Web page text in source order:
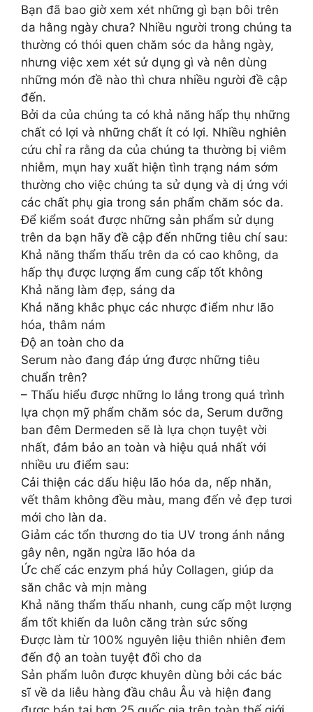
Bạn đã bao giờ xem xét những gì bạn bôi trên
da hằng ngày chưa? Nhiều người trong chúng ta
thường có thói quen chăm sóc da hằng ngày,
nhưng việc xem xét sử dụng gì và nên dùng
những món đề nào thì chưa nhiều người đề cập
đến.
Bởi da của chúng ta có khả năng hấp thụ những
chất có lợi và những chất ít có lợi. Nhiều nghiên
cứu chỉ ra rằng da của chúng ta thường bị viêm
nhiễm, mụn hay xuất hiện tình trạng nám sớm
thường cho việc chúng ta sử dụng và dị ứng với
các chất phụ gia trong sản phẩm chăm sóc da.
Để kiểm soát được những sản phẩm sử dụng
trên da bạn hãy đề cập đến những tiêu chí sau:
Khả năng thẩm thấu trên da có cao không, da
hấp thụ được lượng ẩm cung cấp tốt không
Khả năng làm đẹp, sáng da
Khả năng khắc phục các nhược điểm như lão
hóa, thâm nám
Độ an toàn cho da
Serum nào đang đáp ứng được những tiêu
chuẩn trên?
– Thấu hiểu được những lo lắng trong quá trình
lựa chọn mỹ phẩm chăm sóc da, Serum dưỡng
ban đêm Dermeden sẽ là lựa chọn tuyệt vời
nhất, đảm bảo an toàn và hiệu quả nhất với
nhiều ưu điểm sau:
Cải thiện các dấu hiệu lão hóa da, nếp nhăn,
vết thâm không đều màu, mang đến vẻ đẹp tươi
mới cho làn da.
Giảm các tổn thương do tia UV trong ánh nắng
gây nên, ngăn ngừa lão hóa da
Ức chế các enzym phá hủy Collagen, giúp da
săn chắc và mịn màng
Khả năng thẩm thấu nhanh, cung cấp một lượng
ẩm tốt khiến da luôn căng tràn sức sống
Được làm từ 100% nguyên liệu thiên nhiên đem
đến độ an toàn tuyệt đối cho da
Sản phẩm luôn được khuyên dùng bởi các bác
sĩ về da liễu hàng đầu châu Âu và hiện đang